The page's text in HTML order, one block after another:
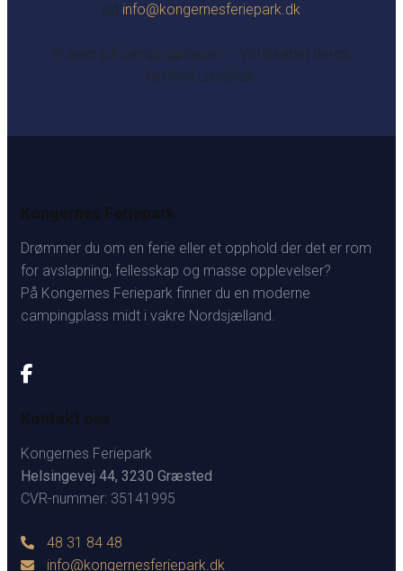
på info@kongernesferiepark.dk
Vi sees på campingplassen – Vertskapet deres,
familien Lundshøj.
Kongernes Feriepark
Drømmer du om en ferie eller et opphold der det er rom
for avslapning, fellesskap og masse opplevelser?
På Kongernes Feriepark finner du en moderne
campingplass midt i vakre Nordsjælland.
Kontakt oss
Kongernes Feriepark
Helsingevej 44, 3230 Græsted
CVR-nummer: 35141995
48 31 84 48
info@kongernesferiepark.dk